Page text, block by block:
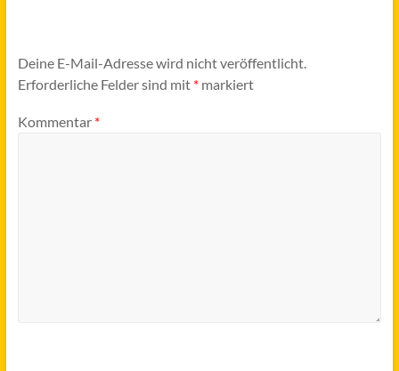
Deine E-Mail-Adresse wird nicht veröffentlicht.
Erforderliche Felder sind mit *markiert
Kommentar *